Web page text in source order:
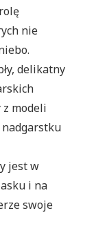
nie
delikatny
modeli
nadgarstku
jest w
i na
swoje